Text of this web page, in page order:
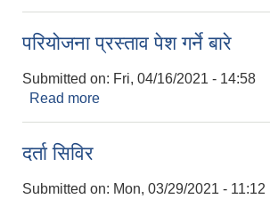
परियोजना प्रस्ताव पेश गर्ने बारे
Submitted on: Fri, 04/16/2021 - 14:58
Read more
दर्ता सिविर
Submitted on: Mon, 03/29/2021 - 11:12